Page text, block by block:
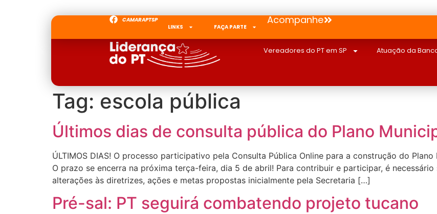
CAMARAPTSP
LINKS
FAÇA PARTE
Acompanhe
Vereadores do PT em SP Atuação da
Tag: escola pública
Últimos dias de consulta pública do Plano
ÚLTIMOS DIAS! O processo participativo pela Consulta Pública Online para a construção do
O prazo se encerra na próxima terça-feira, dia 5 de abril! Para contribuir e participar, é
alterações às diretrizes, ações e metas propostas inicialmente pela Secretaria […]
Pré-sal: PT seguirá combatendo projeto tucano